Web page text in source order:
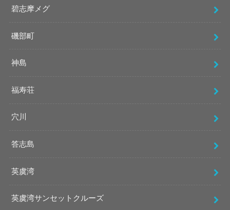
碧志摩メグ
磯部町
神島
福寿荘
穴川
答志島
英虞湾
英虞湾サンセットクルーズ